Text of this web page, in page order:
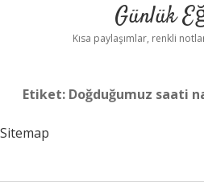
Yasal
Günlük
Kısa paylaşımlar, renkli
Etiket: Doğduğumuz saati
Sitemap